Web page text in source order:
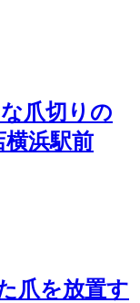
爪切りの
横浜駅前
爪を放置す